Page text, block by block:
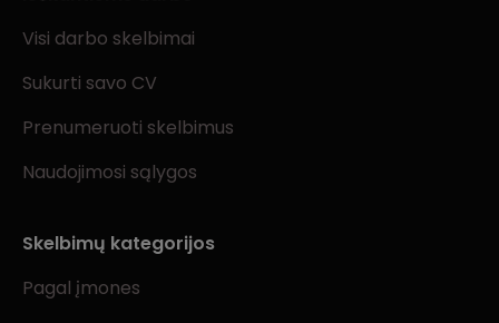
Visi darbo skelbimai
Sukurti savo CV
Prenumeruoti skelbimus
Naudojimosi sąlygos
Skelbimų kategorijos
Pagal įmones